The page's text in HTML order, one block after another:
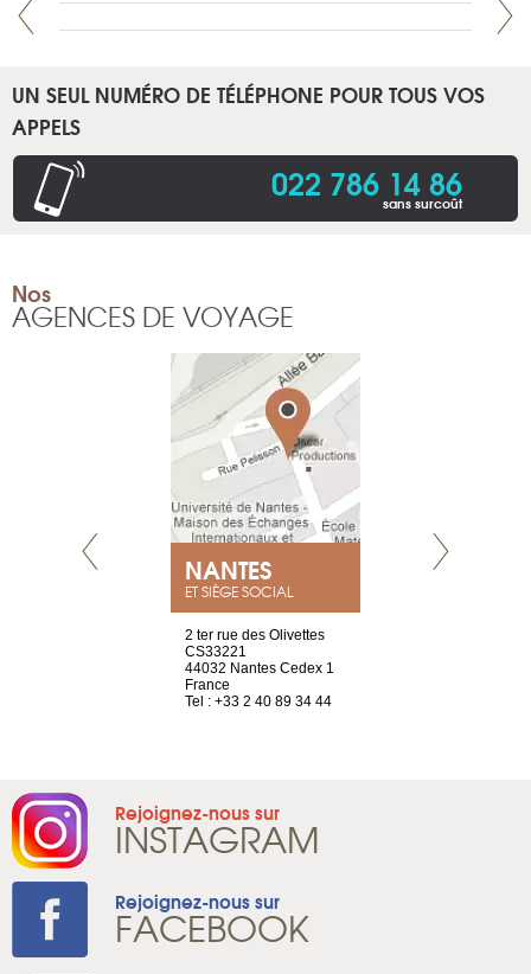
UN SEUL NUMÉRO DE TÉLÉPHONE POUR TOUS VOS
APPELS
022 786 14 86
sans surcoût
Nos
AGENCES DE VOYAGE
NANTES
ET SIÈGE SOCIAL
2 ter rue des Olivettes
CS33221
44032 Nantes Cedex 1
France
Tel : +33 2 40 89 34 44
Rejoignez-nous sur
INSTAGRAM
Rejoignez-nous sur
FACEBOOK